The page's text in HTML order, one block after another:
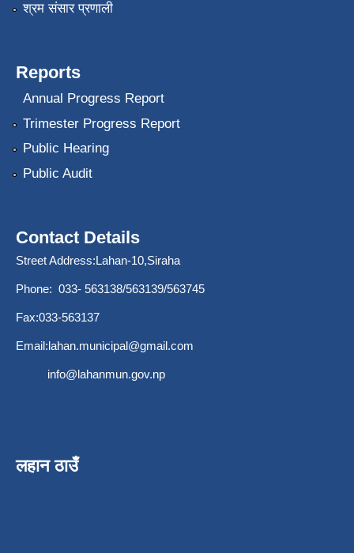
श्रम संसार प्रणाली
Reports
Annual Progress Report
Trimester Progress Report
Public Hearing
Public Audit
Contact Details
Street Address:Lahan-10,Siraha
Phone: 033- 563138/563139/563745
Fax:033-563137
Email:lahan.municipal@gmail.com
info@lahanmun.gov.np
लहान ठाउँ